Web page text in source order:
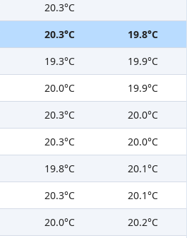
20.3°C
20.3°C
19.8°C
19.3°C
19.9°C
20.0°C
19.9°C
20.3°C
20.0°C
20.3°C
20.0°C
19.8°C
20.1°C
20.3°C
20.1°C
20.0°C 20.2°C